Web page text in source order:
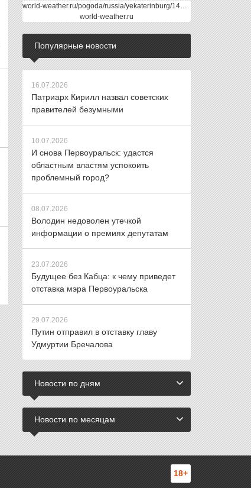
world-weather.ru/pogoda/russia/yekaterinburg/14days/
world-weather.ru
Популярные новости
16.07.2026
Патриарх Кирилл назвал советских
правителей безумными
10.07.2026
И снова Первоуральск: удастся
областным властям успокоить
проблемный город?
08.07.2026
Володин недоволен утечкой
информации о премиях депутатам
23.07.2026
Будущее без Кабца: к чему приведет
отставка мэра Первоуральска
29.07.2026
Путин отправил в отставку главу
Удмуртии Бречалова
Новости по дням
Новости по месяцам
18+